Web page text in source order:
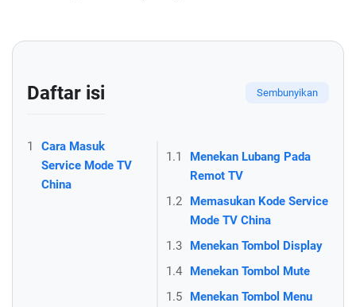
Daftar isi
1
Cara Masuk
Service Mode TV
China
1.1
Menekan Lubang Pada
Remot TV
1.2
Memasukan Kode Service
Mode TV China
1.3
Menekan Tombol Display
1.4
Menekan Tombol Mute
1.5
Menekan Tombol Menu